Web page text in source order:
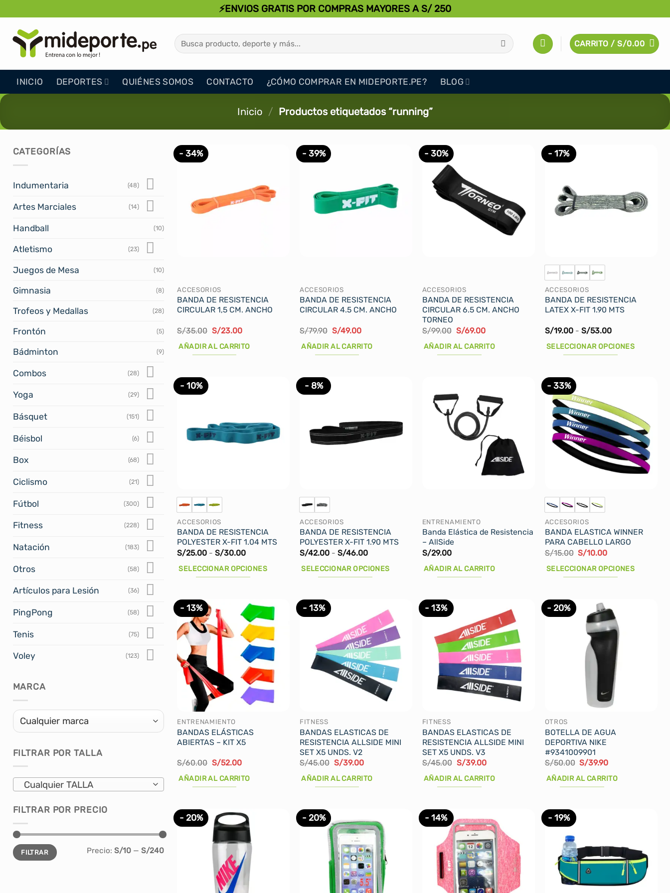
al
contenido
⚡ENVIOS GRATIS POR COMPRAS MAYORES A S/ 250
Buscar
por:
CARRITO /S/0.00
INICIO DEPORTES QUIÉNES SOMOS CONTACTO ¿CÓMO COMPRAR EN MIDEPORTE.PE? BLOG
Inicio / Productos etiquetados “running”
CATEGORÍAS
Indumentaria (48)
Artes Marciales (14)
Handball (10)
Atletismo (23)
Juegos de Mesa (10)
Gimnasia (8)
Trofeos y Medallas (28)
Frontón (5)
Bádminton (9)
Combos (28)
Yoga (29)
Básquet (151)
Béisbol (6)
Box (68)
Ciclismo (21)
Fútbol (300)
Fitness (228)
Natación (183)
Otros (58)
Artículos para Lesión (36)
PingPong (58)
Tenis (75)
Voley (123)
MARCA
FILTRAR POR TALLA
Cualquier TALLA
FILTRAR POR PRECIO
Precio
mínimo
Precio
máximo
FILTRAR Precio: S/10— S/240
- 34%
ACCESORIOS
BANDA DE RESISTENCIA
CIRCULAR 1,5 CM. ANCHO
S/35.00 El
precio
original
era:
S/23.00El
actual
AÑADIR AL CARRITO
- 39%
ACCESORIOS
BANDA DE RESISTENCIA
CIRCULAR 4.5 CM. ANCHO
S/79.90 El
precio
original
era:
S/49.00El
actual
AÑADIR AL CARRITO
- 30%
ACCESORIOS
BANDA DE RESISTENCIA
CIRCULAR 6.5 CM. ANCHO
TORNEO
S/99.00 El
precio
original
era:
S/69.00El
actual
AÑADIR AL CARRITO
- 17%
ACCESORIOS
BANDA DE RESISTENCIA
LATEX X-FIT 1.90 MTS
S/19.00 - S/53.00Rango
precios:
desde
SELECCIONAR OPCIONES
tiene
múltiples
variantes.
Las
opciones
la
página
de
producto
- 10%
ACCESORIOS
BANDA DE RESISTENCIA
POLYESTER X-FIT 1.04 MTS
S/25.00 - S/30.00Rango
precios:
desde
SELECCIONAR OPCIONES
tiene
múltiples
variantes.
Las
opciones
se
pueden
elegir
la
página
de
producto
- 8%
ACCESORIOS
BANDA DE RESISTENCIA
POLYESTER X-FIT 1.90 MTS
S/42.00 - S/46.00Rango
precios:
desde
SELECCIONAR OPCIONES
tiene
variantes.
opciones
la
página
de
producto
ENTRENAMIENTO
Banda Elástica de Resistencia
– AllSide
S/29.00
AÑADIR AL CARRITO
- 33%
ACCESORIOS
BANDA ELASTICA WINNER
PARA CABELLO LARGO
S/15.00 El
precio
original
era:
S/10.00El
actual
es:
SELECCIONAR OPCIONES
tiene
la
página
de
producto
- 13%
ENTRENAMIENTO
BANDAS ELÁSTICAS
ABIERTAS – KIT X5
S/60.00 El
precio
original
era:
S/52.00El
actual
AÑADIR AL CARRITO
- 13%
FITNESS
BANDAS ELASTICAS DE
RESISTENCIA ALLSIDE MINI
SET X5 UNDS. V2
S/45.00 El
precio
original
era:
S/39.00El
actual
AÑADIR AL CARRITO
- 13%
FITNESS
BANDAS ELASTICAS DE
RESISTENCIA ALLSIDE MINI
SET X5 UNDS. V3
S/45.00 El
precio
original
era:
S/39.00El
actual
AÑADIR AL CARRITO
- 20%
OTROS
BOTELLA DE AGUA
DEPORTIVA NIKE
#9341009901
S/50.00 El
precio
original
era:
S/39.90El
actual
AÑADIR AL CARRITO
- 20% - 20% - 14% - 19%